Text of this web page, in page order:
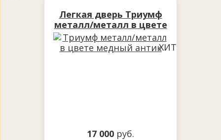
Легкая дверь Триумф
металл/металл в цвете
медный антик
ХИТ
17 000 руб.